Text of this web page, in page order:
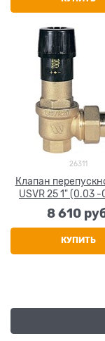
26311
Клапан
USVR 25 1" (0.03 -
8 610
КУПИТЬ